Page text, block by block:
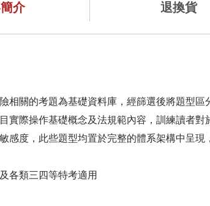
介 退換貨
相關的考題為基礎資料庫，經篩選後將題型
實際操作基礎概念及法規範內容，訓練讀者
感度，此些題型均置於完整的體系架構中呈
各類三四等特考適用